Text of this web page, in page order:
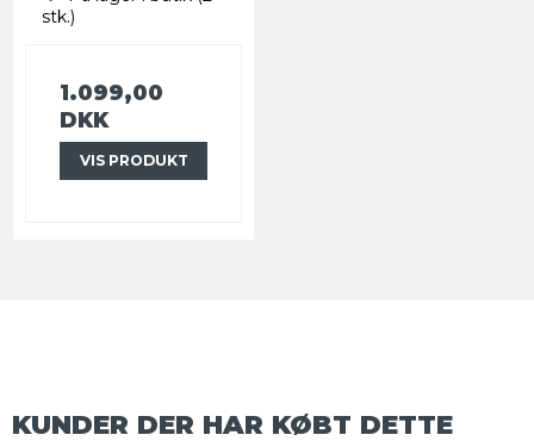
stk.)
1.099,00
DKK
VIS PRODUKT
KUNDER DER HAR KØBT DETTE